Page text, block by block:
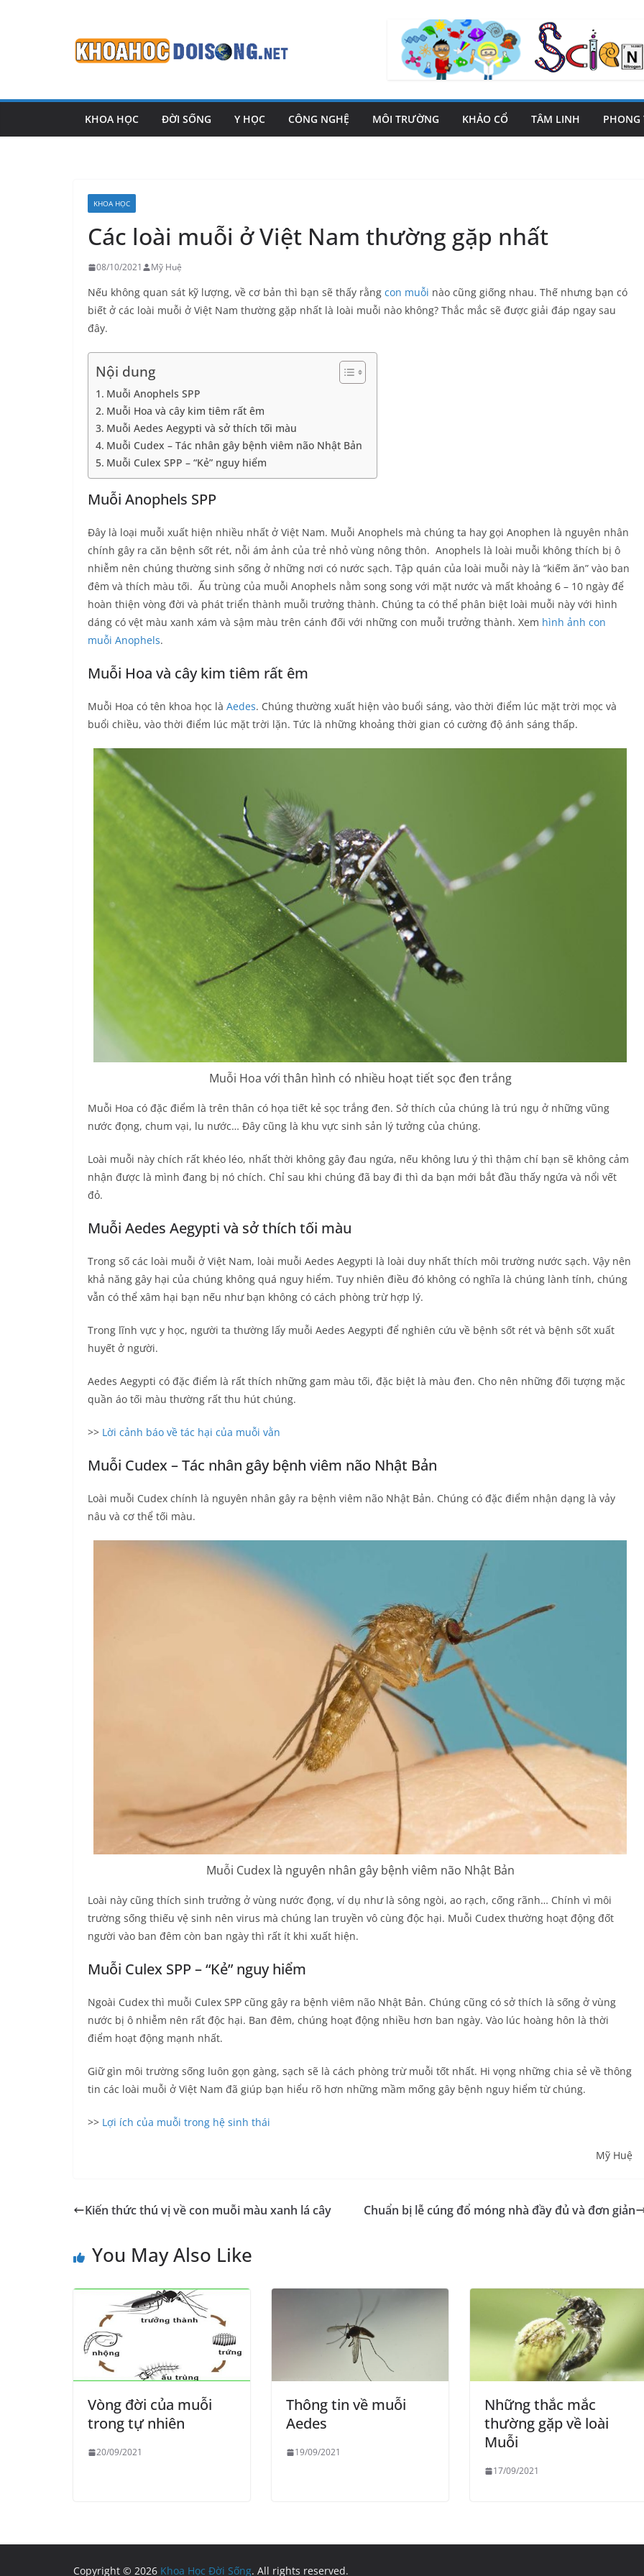
KHOA HỌC ĐỜI SỐNG Y HỌC CÔNG NGHỆ MÔI TRƯỜNG KHẢO CỔ TÂM LINH PHONG
KHOA HỌC
Các loài muỗi ở Việt Nam thường gặp nhất
08/10/2021 Mỹ Huệ
Nếu không quan sát kỹ lượng, về cơ bản thì bạn sẽ thấy rằng con muỗi nào cũng giống nhau. Thế nhưng bạn có
biết ở các loài muỗi ở Việt Nam thường gặp nhất là loài muỗi nào không? Thắc mắc sẽ được giải đáp ngay sau
đây.
Nội dung
Muỗi Anophels SPP
Muỗi Hoa và cây kim tiêm rất êm
Muỗi Aedes Aegypti và sở thích tối màu
Muỗi Cudex – Tác nhân gây bệnh viêm não Nhật Bản
Muỗi Culex SPP – “Kẻ” nguy hiểm
Muỗi Anophels SPP
Đây là loại muỗi xuất hiện nhiều nhất ở Việt Nam. Muỗi Anophels mà chúng ta hay gọi Anophen là nguyên nhân
chính gây ra căn bệnh sốt rét, nỗi ám ảnh của trẻ nhỏ vùng nông thôn. Anophels là loài muỗi không thích bị ô
nhiễm nên chúng thường sinh sống ở những nơi có nước sạch. Tập quán của loài muỗi này là “kiếm ăn” vào ban
đêm và thích màu tối. Ấu trùng của muỗi Anophels nằm song song với mặt nước và mất khoảng 6 – 10 ngày để
hoàn thiện vòng đời và phát triển thành muỗi trưởng thành. Chúng ta có thể phân biệt loài muỗi này với hình
dáng có vệt màu xanh xám và sậm màu trên cánh đối với những con muỗi trưởng thành. Xem hình ảnh con
muỗi Anophels.
Muỗi Hoa và cây kim tiêm rất êm
Muỗi Hoa có tên khoa học là Aedes. Chúng thường xuất hiện vào buổi sáng, vào thời điểm lúc mặt trời mọc và
buổi chiều, vào thời điểm lúc mặt trời lặn. Tức là những khoảng thời gian có cường độ ánh sáng thấp.
Muỗi Hoa với thân hình có nhiều hoạt tiết sọc đen trắng
Muỗi Hoa có đặc điểm là trên thân có họa tiết kẻ sọc trắng đen. Sở thích của chúng là trú ngụ ở những vũng
nước đọng, chum vại, lu nước… Đây cũng là khu vực sinh sản lý tưởng của chúng.
Loài muỗi này chích rất khéo léo, nhất thời không gây đau ngứa, nếu không lưu ý thì thậm chí bạn sẽ không cảm
nhận được là mình đang bị nó chích. Chỉ sau khi chúng đã bay đi thì da bạn mới bắt đầu thấy ngứa và nổi vết
đỏ.
Muỗi Aedes Aegypti và sở thích tối màu
Trong số các loài muỗi ở Việt Nam, loài muỗi Aedes Aegypti là loài duy nhất thích môi trường nước sạch. Vậy nên
khả năng gây hại của chúng không quá nguy hiểm. Tuy nhiên điều đó không có nghĩa là chúng lành tính, chúng
vẫn có thể xâm hại bạn nếu như bạn không có cách phòng trừ hợp lý.
Trong lĩnh vực y học, người ta thường lấy muỗi Aedes Aegypti để nghiên cứu về bệnh sốt rét và bệnh sốt xuất
huyết ở người.
Aedes Aegypti có đặc điểm là rất thích những gam màu tối, đặc biệt là màu đen. Cho nên những đối tượng mặc
quần áo tối màu thường rất thu hút chúng.
>> Lời cảnh báo về tác hại của muỗi vằn
Muỗi Cudex – Tác nhân gây bệnh viêm não Nhật Bản
Loài muỗi Cudex chính là nguyên nhân gây ra bệnh viêm não Nhật Bản. Chúng có đặc điểm nhận dạng là vảy
nâu và cơ thể tối màu.
Muỗi Cudex là nguyên nhân gây bệnh viêm não Nhật Bản
Loài này cũng thích sinh trưởng ở vùng nước đọng, ví dụ như là sông ngòi, ao rạch, cống rãnh… Chính vì môi
trường sống thiếu vệ sinh nên virus mà chúng lan truyền vô cùng độc hại. Muỗi Cudex thường hoạt động đốt
người vào ban đêm còn ban ngày thì rất ít khi xuất hiện.
Muỗi Culex SPP – “Kẻ” nguy hiểm
Ngoài Cudex thì muỗi Culex SPP cũng gây ra bệnh viêm não Nhật Bản. Chúng cũng có sở thích là sống ở vùng
nước bị ô nhiễm nên rất độc hại. Ban đêm, chúng hoạt động nhiều hơn ban ngày. Vào lúc hoàng hôn là thời
điểm hoạt động mạnh nhất.
Giữ gìn môi trường sống luôn gọn gàng, sạch sẽ là cách phòng trừ muỗi tốt nhất. Hi vọng những chia sẻ về thông
tin các loài muỗi ở Việt Nam đã giúp bạn hiểu rõ hơn những mầm mống gây bệnh nguy hiểm từ chúng.
>> Lợi ích của muỗi trong hệ sinh thái
Mỹ Huệ
Kiến thức thú vị về con muỗi màu xanh lá cây Chuẩn bị lễ cúng đổ móng nhà đầy đủ và đơn giản
You May Also Like
Vòng đời của muỗi
trong tự nhiên
20/09/2021
Thông tin về muỗi
Aedes
19/09/2021
Những thắc mắc
thường gặp về loài
Muỗi
17/09/2021
Copyright © 2026 Khoa Học Đời Sống. All rights reserved.